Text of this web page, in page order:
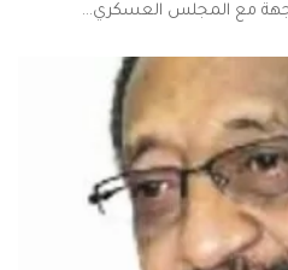
مع المجلس العسكري…